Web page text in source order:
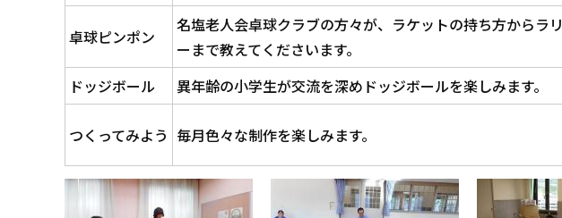
卓球ピンポン
名塩老人会卓球クラブの方々が、ラケットの持ち方からラリ
ーまで教えてくださいます。
ドッジボール
異年齢の小学生が交流を深めドッジボールを楽しみます。
つくってみよう 毎月色々な制作を楽しみます。